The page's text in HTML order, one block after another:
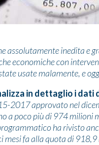
assolutamente inedita e
economiche con
usate malamente, e
in dettaglio i dati
2017 approvato nel
a poco più di 974 milioni
ha rivisto
mesi fa alla quota di